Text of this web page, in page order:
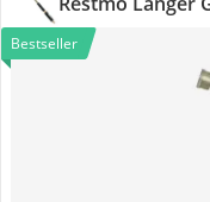
Bestseller